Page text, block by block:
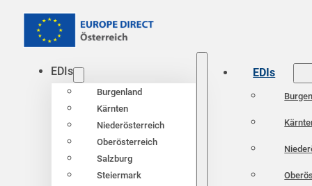
EDIs
Burgenland
Kärnten
Niederösterreich
Oberösterreich
Salzburg
Steiermark
EDIs